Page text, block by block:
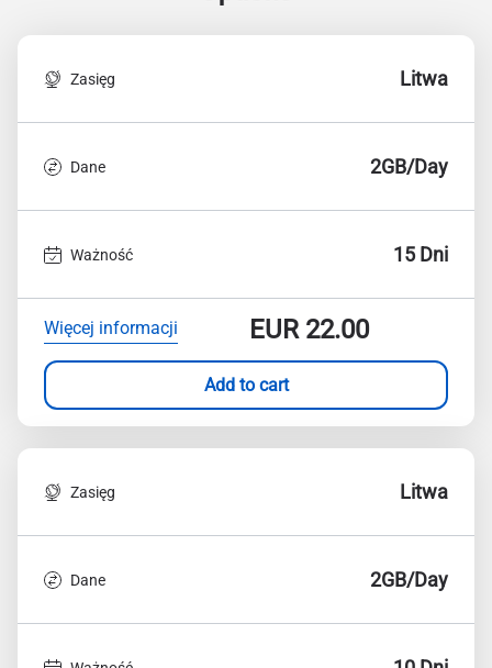
Zasięg Litwa
Dane 2GB/Day
Ważność 15 Dni
Więcej informacji EUR22.00
Add to cart
Zasięg Litwa
Dane 2GB/Day